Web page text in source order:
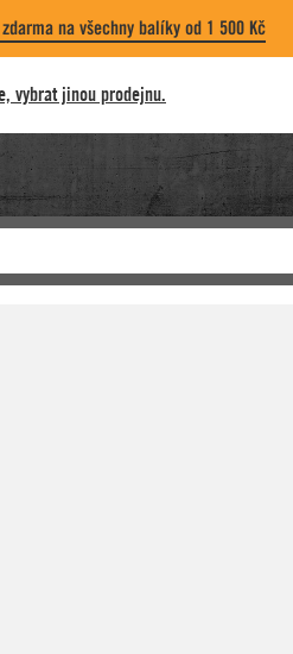
na všechny balíky od 1 500 Kč
vybrat jinou prodejnu.